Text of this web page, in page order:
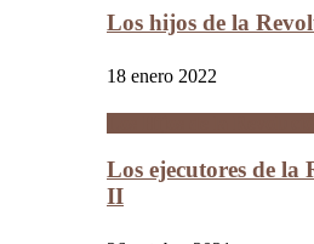
Los hijos de la
18 enero 2022
Los ejecutores de la
II